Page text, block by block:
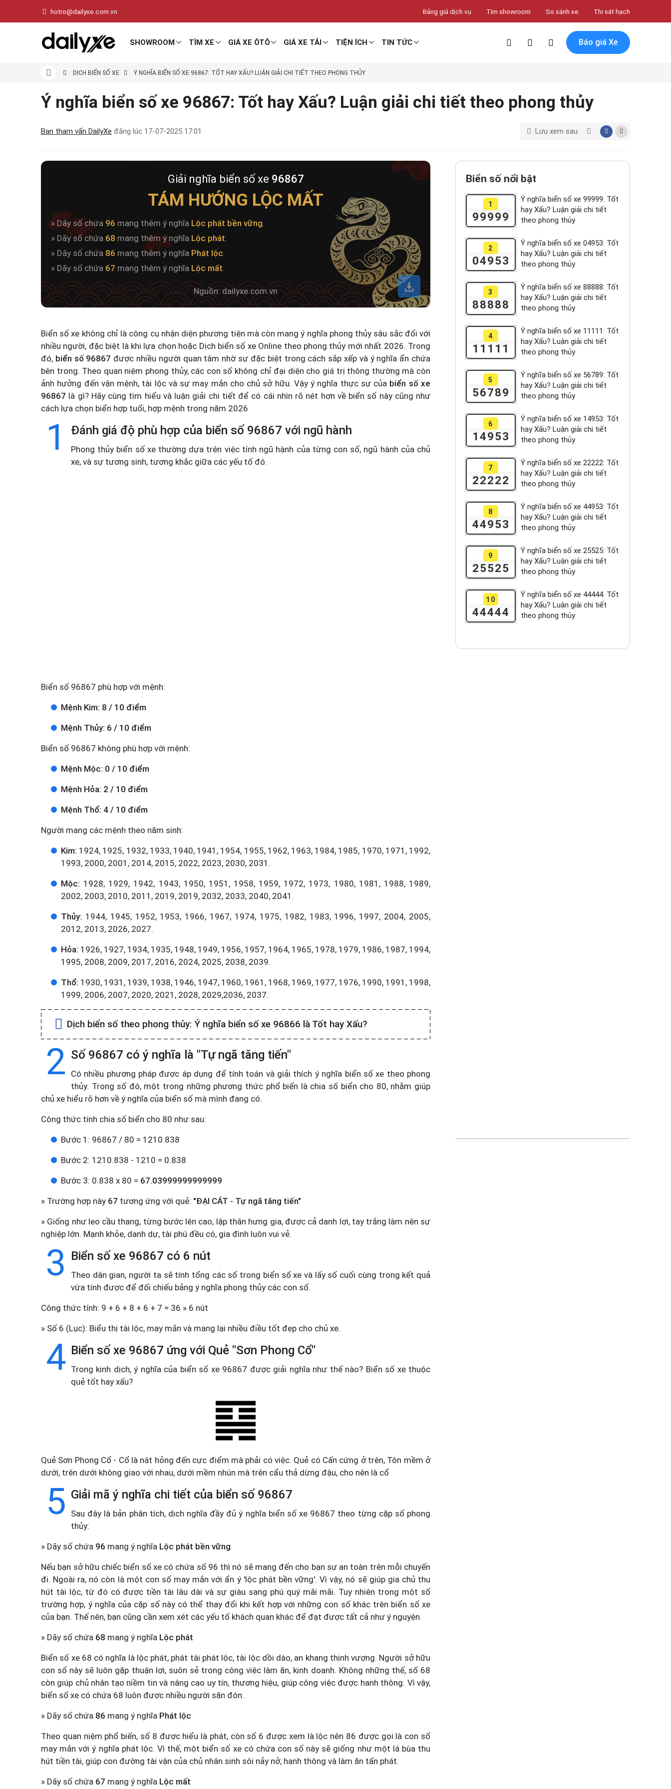
hotro@dailyxe.com.vn Bảng giá dịch vụ Tìm showroom So sánh xe Thi sát hạch
SHOWROOM TÌM XE GIÁ XE ÔTÔ GIÁ XE TẢI TIỆN ÍCH TIN TỨC Báo giá Xe
DỊCH BIỂN SỐ XE Ý NGHĨA BIỂN SỐ XE 96867: TỐT HAY XẤU? LUẬN GIẢI CHI TIẾT THEO PHONG THỦY
Ý nghĩa biển số xe 96867: Tốt hay Xấu? Luận giải chi tiết theo phong thủy
Ban tham vấn DailyXe đăng lúc 17-07-2025 17:01 Lưu xem sau
Giải nghĩa biển số xe 96867
TÁM HƯỚNG LỘC MẤT
» Dãy số chứa 96 mang thêm ý nghĩa Lộc phát bền vững.
» Dãy số chứa 68 mang thêm ý nghĩa Lộc phát.
» Dãy số chứa 86 mang thêm ý nghĩa Phát lộc.
» Dãy số chứa 67 mang thêm ý nghĩa Lộc mất.
Nguồn: dailyxe.com.vn
Biển số xe không chỉ là công cụ nhận diện phương tiện mà còn mang ý nghĩa phong thủy sâu sắc đối với
nhiều người, đặc biệt là khi lựa chọn hoặc Dịch biển số xe Online theo phong thủy mới nhất 2026. Trong
đó, biển số 96867 được nhiều người quan tâm nhờ sự đặc biệt trong cách sắp xếp và ý nghĩa ẩn chứa
bên trong. Theo quan niệm phong thủy, các con số không chỉ đại diện cho giá trị thông thường mà còn
ảnh hưởng đến vận mệnh, tài lộc và sự may mắn cho chủ sở hữu. Vậy ý nghĩa thực sự của biển số xe
96867 là gì? Hãy cùng tìm hiểu và luận giải chi tiết để có cái nhìn rõ nét hơn về biển số này cũng như
cách lựa chọn biển hợp tuổi, hợp mệnh trong năm 2026
1 Đánh giá độ phù hợp của biển số 96867 với ngũ hành
Phong thủy biển số xe thường dựa trên việc tính ngũ hành của từng con số, ngũ hành của chủ
xe, và sự tương sinh, tương khắc giữa các yếu tố đó.
Biển số 96867 phù hợp với mệnh:
Mệnh Kim: 8 / 10 điểm
Mệnh Thủy: 6 / 10 điểm
Biển số 96867 không phù hợp với mệnh:
Mệnh Mộc: 0 / 10 điểm
Mệnh Hỏa: 2 / 10 điểm
Mệnh Thổ: 4 / 10 điểm
Người mang các mệnh theo năm sinh:
Kim: 1924, 1925, 1932, 1933, 1940, 1941, 1954, 1955, 1962, 1963, 1984, 1985, 1970, 1971, 1992,
1993, 2000, 2001, 2014, 2015, 2022, 2023, 2030, 2031.
Mộc: 1928, 1929, 1942, 1943, 1950, 1951, 1958, 1959, 1972, 1973, 1980, 1981, 1988, 1989,
2002, 2003, 2010, 2011, 2019, 2019, 2032, 2033, 2040, 2041.
Thủy: 1944, 1945, 1952, 1953, 1966, 1967, 1974, 1975, 1982, 1983, 1996, 1997, 2004, 2005,
2012, 2013, 2026, 2027.
Hỏa: 1926, 1927, 1934, 1935, 1948, 1949, 1956, 1957, 1964, 1965, 1978, 1979, 1986, 1987, 1994,
1995, 2008, 2009, 2017, 2016, 2024, 2025, 2038, 2039.
Thổ: 1930, 1931, 1939, 1938, 1946, 1947, 1960, 1961, 1968, 1969, 1977, 1976, 1990, 1991, 1998,
1999, 2006, 2007, 2020, 2021, 2028, 2029,2036, 2037.
Dịch biển số theo phong thủy: Ý nghĩa biển số xe 96866 là Tốt hay Xấu?
2 Số 96867 có ý nghĩa là "Tự ngã tăng tiến"
Có nhiều phương pháp được áp dụng để tính toán và giải thích ý nghĩa biển số xe theo phong
thủy. Trong số đó, một trong những phương thức phổ biến là chia số biển cho 80, nhằm giúp
chủ xe hiểu rõ hơn về ý nghĩa của biển số mà mình đang có.
Công thức tính chia số biển cho 80 như sau:
Bước 1: 96867 / 80 = 1210.838
Bước 2: 1210.838 - 1210 = 0.838
Bước 3: 0.838 x 80 = 67.03999999999999
» Trường hợp này 67 tương ứng với quẻ: "ĐẠI CÁT - Tự ngã tăng tiến"
» Giống như leo cầu thang, từng bước lên cao, lập thân hưng gia, được cả danh lợi, tay trắng làm nên sự
nghiệp lớn. Mạnh khỏe, danh dự, tài phú đều có, gia đình luôn vui vẻ.
3 Biển số xe 96867 có 6 nút
Theo dân gian, người ta sẽ tính tổng các số trong biển số xe và lấy số cuối cùng trong kết quả
vừa tính được để đối chiếu bảng ý nghĩa phong thủy các con số.
Công thức tính: 9 + 6 + 8 + 6 + 7 = 36 » 6 nút
» Số 6 (Lục): Biểu thị tài lộc, may mắn và mang lại nhiều điều tốt đẹp cho chủ xe.
4 Biển số xe 96867 ứng với Quẻ "Sơn Phong Cổ"
Trong kinh dịch, ý nghĩa của biển số xe 96867 được giải nghĩa như thế nào? Biển số xe thuộc
quẻ tốt hay xấu?
Quẻ Sơn Phong Cổ - Cổ là nát hỏng đến cực điểm mà phải có việc. Quẻ có Cấn cứng ở trên, Tôn mềm ở
dưới, trên dưới không giao với nhau, dưới mềm nhún mà trên cẩu thả dừng đậu, cho nên là cổ
5 Giải mã ý nghĩa chi tiết của biển số 96867
Sau đây là bản phân tích, dịch nghĩa đầy đủ ý nghĩa biển số xe 96867 theo từng cặp số phong
thủy:
» Dãy số chứa 96 mang ý nghĩa Lộc phát bền vững
Nếu bạn sở hữu chiếc biển số xe có chứa số 96 thì nó sẽ mang đến cho bạn sự an toàn trên mỗi chuyến
đi. Ngoài ra, nó còn là một con số may mắn với ẩn ý 'lộc phát bền vững'. Vì vậy, nó sẽ giúp gia chủ thu
hút tài lộc, từ đó có được tiền tài lâu dài và sự giàu sang phú quý mãi mãi. Tuy nhiên trong một số
trường hợp, ý nghĩa của cặp số này có thể thay đổi khi kết hợp với những con số khác trên biển số xe
của bạn. Thế nên, bạn cũng cần xem xét các yếu tố khách quan khác để đạt được tất cả như ý nguyện.
» Dãy số chứa 68 mang ý nghĩa Lộc phát
Biển số xe 68 có nghĩa là lộc phát, phát tài phát lộc, tài lộc dồi dào, an khang thịnh vượng. Người sở hữu
con số này sẽ luôn gặp thuận lợi, suôn sẻ trong công việc làm ăn, kinh doanh. Không những thế, số 68
còn giúp chủ nhân tạo niềm tin và nâng cao uy tín, thương hiệu, giúp công việc được hanh thông. Vì vậy,
biển số xe có chứa 68 luôn được nhiều người săn đón.
» Dãy số chứa 86 mang ý nghĩa Phát lộc
Theo quan niệm phổ biến, số 8 được hiểu là phát, còn số 6 được xem là lộc nên 86 được gọi là con số
may mắn với ý nghĩa phát lộc. Vì thế, một biển số xe có chứa con số này sẽ giống như một lá bùa thu
hút tiền tài, giúp con đường tài vận của chủ nhân sinh sôi nảy nở, hanh thông và làm ăn tấn phát.
» Dãy số chứa 67 mang ý nghĩa Lộc mất
Biển số nổi bật
1
99999
Ý nghĩa biển số xe 99999: Tốt
hay Xấu? Luận giải chi tiết
theo phong thủy
2
04953
Ý nghĩa biển số xe 04953: Tốt
hay Xấu? Luận giải chi tiết
theo phong thủy
3
88888
Ý nghĩa biển số xe 88888: Tốt
hay Xấu? Luận giải chi tiết
theo phong thủy
4
11111
Ý nghĩa biển số xe 11111: Tốt
hay Xấu? Luận giải chi tiết
theo phong thủy
5
56789
Ý nghĩa biển số xe 56789: Tốt
hay Xấu? Luận giải chi tiết
theo phong thủy
6
14953
Ý nghĩa biển số xe 14953: Tốt
hay Xấu? Luận giải chi tiết
theo phong thủy
7
22222
Ý nghĩa biển số xe 22222: Tốt
hay Xấu? Luận giải chi tiết
theo phong thủy
8
44953
Ý nghĩa biển số xe 44953: Tốt
hay Xấu? Luận giải chi tiết
theo phong thủy
9
25525
Ý nghĩa biển số xe 25525: Tốt
hay Xấu? Luận giải chi tiết
theo phong thủy
10
44444
Ý nghĩa biển số xe 44444: Tốt
hay Xấu? Luận giải chi tiết
theo phong thủy